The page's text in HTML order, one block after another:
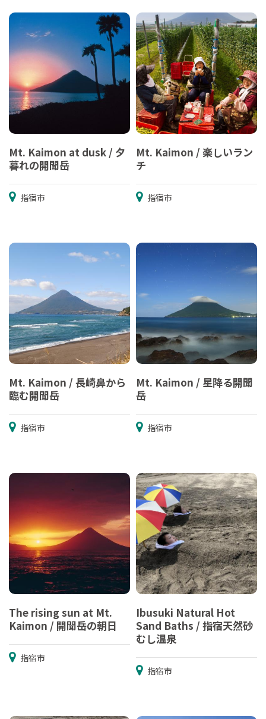
Mt. Kaimon at dusk / 夕
暮れの開聞岳
指宿市
Mt. Kaimon / 楽しいラン
チ
指宿市
Mt. Kaimon / 長崎鼻から
臨む開聞岳
指宿市
Mt. Kaimon / 星降る開聞
岳
指宿市
The rising sun at Mt.
Kaimon / 開聞岳の朝日
指宿市
Ibusuki Natural Hot
Sand Baths / 指宿天然砂
むし温泉
指宿市